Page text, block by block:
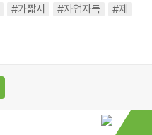
#가짧시 #자업자득
#제